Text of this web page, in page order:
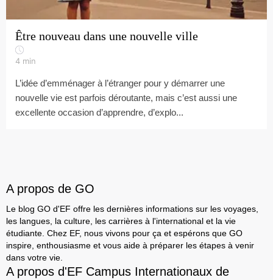
Être nouveau dans une nouvelle ville
4 min
L’idée d’emménager à l’étranger pour y démarrer une
nouvelle vie est parfois déroutante, mais c’est aussi une
excellente occasion d’apprendre, d’explo...
A propos de GO
Le blog GO d'EF offre les dernières informations sur les voyages,
les langues, la culture, les carrières à l'international et la vie
étudiante. Chez EF, nous vivons pour ça et espérons que GO
inspire, enthousiasme et vous aide à préparer les étapes à venir
dans votre vie.
A propos d'EF Campus Internationaux de